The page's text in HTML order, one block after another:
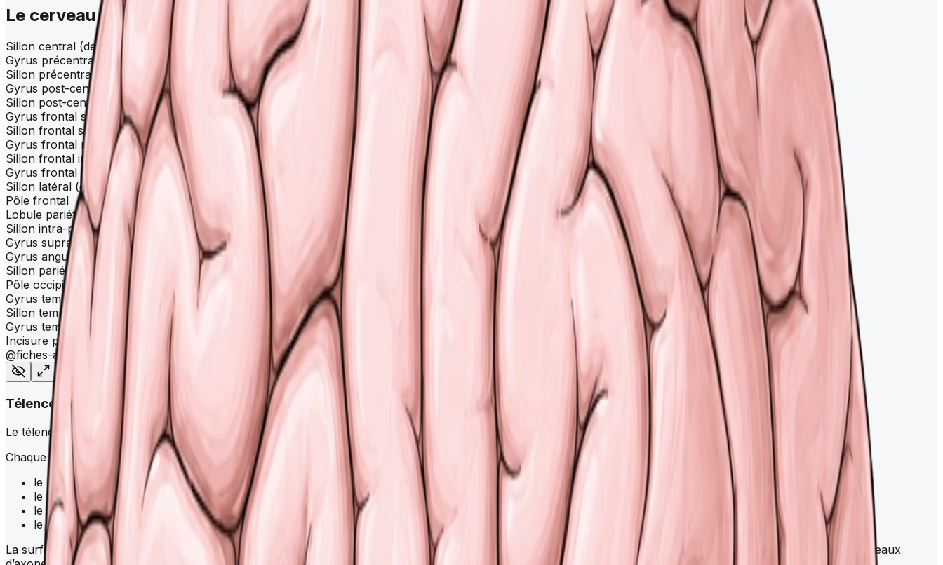
Le cerveau
Sillon central (de Rolando)
Gyrus précentral
Sillon précentral
Gyrus post-central
Sillon post-central
Gyrus frontal supérieur
Sillon frontal supérieur
Gyrus frontal moyen
Sillon frontal inférieur
Gyrus frontal inférieur
Sillon latéral (de Sylvius)
Pôle frontal
Lobule pariétal supérieur
Sillon intra-pariétal
Gyrus supramarginal
Gyrus angulaire
Sillon pariéto-occipital
Pôle occipital
Gyrus temporal supérieur
Sillon temporal supérieur
Gyrus temporal inférieur
Incisure pré-occipitale
@fiches-anatomie.com
Télencéphale et hémisphères cérébraux
Le télencéphale correspond aux deux hémisphères cérébraux. Ils représentent la plus grande partie de l’ encéphale
Chaque hémisphère est divisé en lobes :
le lobe frontal : motricité volontaire, langage, fonctions exécutives
le lobe pariétal : intégration sensorielle, sens du schéma corporel
le lobe temporal : audition, mémoire, compréhension du langage
le lobe occipital : vision
La surface des hémisphères est formée par le cortex cérébral, constitué de substance grise. En profondeur se trouve la substance blanche, qui regroupe les faisceaux